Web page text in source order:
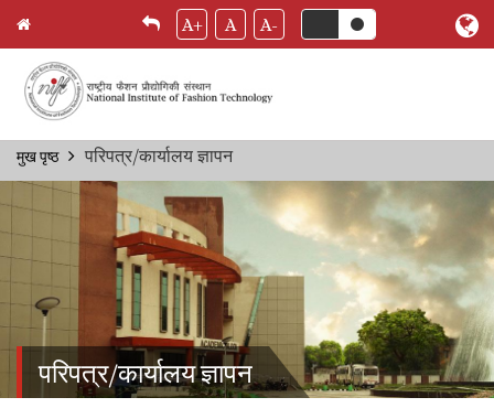
Skip
main
content
A+ A A-
Breadcrumb
मुख पृष्ठ परिपत्र/कार्यालय ज्ञापन
परिपत्र/कार्यालय ज्ञापन